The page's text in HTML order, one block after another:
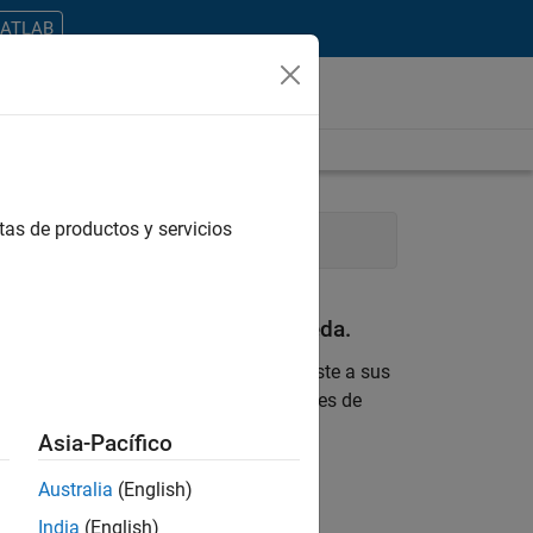
Education Marketing
con sus criterios de búsqueda.
ninguna vacante que se ajuste a sus
sobre nuevas oportunidades de
todos los empleos en su zona.
de productos y servicios
Asia-Pacífico
Australia (English)
India (English)